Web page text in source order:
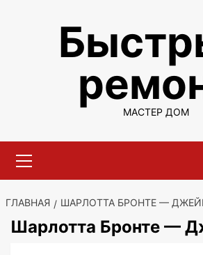
содержимому
МАСТЕР ДОМ
меню
ГЛАВНАЯ ШАРЛОТТА БРОНТЕ —
Шарлотта Бронте —